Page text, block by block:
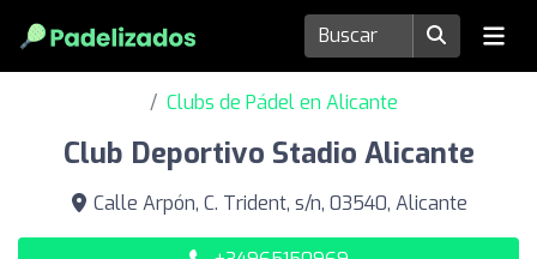
Clubs de Pádel en Alicante
Club Deportivo Stadio Alicante
Calle Arpón, C. Trident, s/n, 03540, Alicante